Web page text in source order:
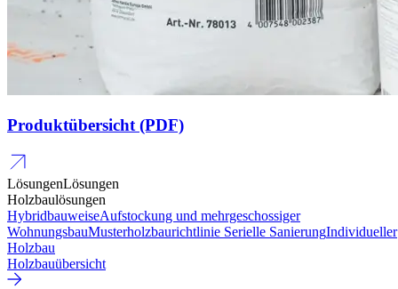
Produktübersicht (PDF)
LösungenLösungen
Holzbaulösungen
HybridbauweiseAufstockung und mehrgeschossiger
WohnungsbauMusterholzbaurichtlinie Serielle SanierungIndividueller
Holzbau
Holzbauübersicht